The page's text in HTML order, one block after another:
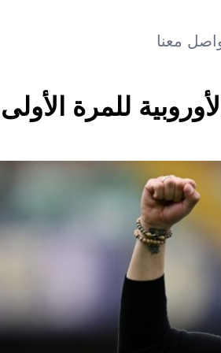
معنا
للمرة الأولى